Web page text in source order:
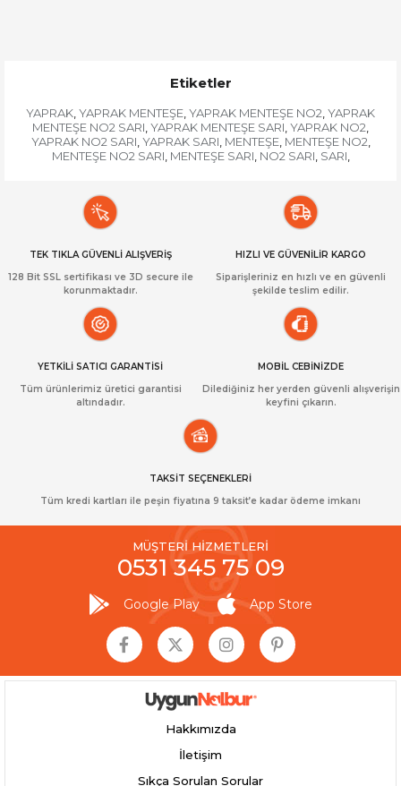
Etiketler
YAPRAK, YAPRAK MENTEŞE, YAPRAK MENTEŞE NO2, YAPRAK
MENTEŞE NO2 SARI, YAPRAK MENTEŞE SARI, YAPRAK NO2,
YAPRAK NO2 SARI, YAPRAK SARI, MENTEŞE, MENTEŞE NO2,
MENTEŞE NO2 SARI, MENTEŞE SARI, NO2 SARI, SARI,
TEK TIKLA GÜVENLİ ALIŞVERİŞ
128 Bit SSL sertifikası ve 3D secure ile
korunmaktadır.
HIZLI VE GÜVENİLİR KARGO
Siparişleriniz en hızlı ve en güvenli
şekilde teslim edilir.
YETKİLİ SATICI GARANTİSİ
Tüm ürünlerimiz üretici garantisi
altındadır.
MOBİL CEBİNİZDE
Dilediğiniz her yerden güvenli alışverişin
keyfini çıkarın.
TAKSİT SEÇENEKLERİ
Tüm kredi kartları ile peşin fiyatına 9 taksit’e kadar ödeme imkanı
MÜŞTERİ HİZMETLERİ
0531 345 75 09
Google Play App Store
Hakkımızda
İletişim
Sıkça Sorulan Sorular